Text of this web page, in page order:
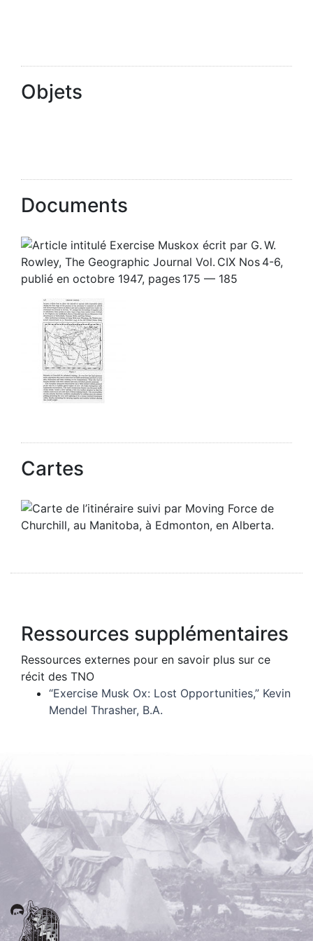
Objets
Documents
Cartes
Ressources supplémentaires
Ressources externes pour en savoir plus sur ce
récit des TNO
“Exercise Musk Ox: Lost Opportunities,” Kevin
Mendel Thrasher, B.A.